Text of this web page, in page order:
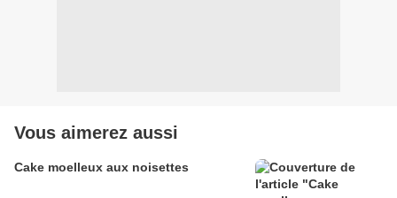
Vous aimerez aussi
Cake moelleux aux noisettes